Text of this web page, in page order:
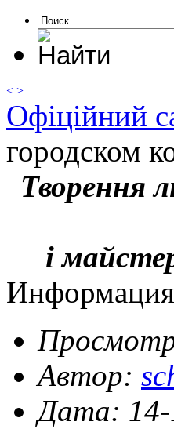
< >
Офіційний
городском
Творення
і
Автор:
Дата: 14-